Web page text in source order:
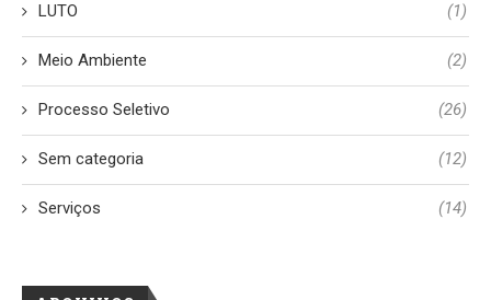
LUTO (1)
Meio Ambiente (2)
Processo Seletivo (26)
Sem categoria (12)
Serviços (14)